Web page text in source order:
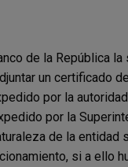
de la República
un certificado
por la
por la
de la entidad
si a ello